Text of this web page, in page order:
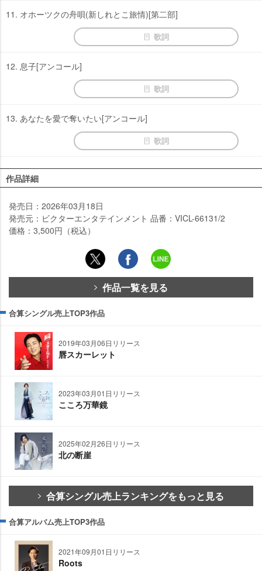
11. オホーツクの舟唄(新しれとこ旅情)[第二部]
歌詞
12. 息子[アンコール]
歌詞
13. あなたを愛で奪いたい[アンコール]
歌詞
作品詳細
発売日：2026年03月18日
発売元：ビクターエンタテインメント 品番：VICL-66131/2
価格：3,500円（税込）
作品一覧を見る
合算シングル売上TOP3作品
2019年03月06日リリース
唇スカーレット
2023年03月01日リリース
こころ万華鏡
2025年02月26日リリース
北の断崖
合算シングル売上ランキングをもっと見る
合算アルバム売上TOP3作品
2021年09月01日リリース
Roots